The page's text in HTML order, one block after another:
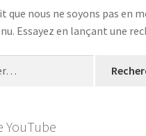
que nous ne soyons pas en
Essayez en lançant une
YouTube